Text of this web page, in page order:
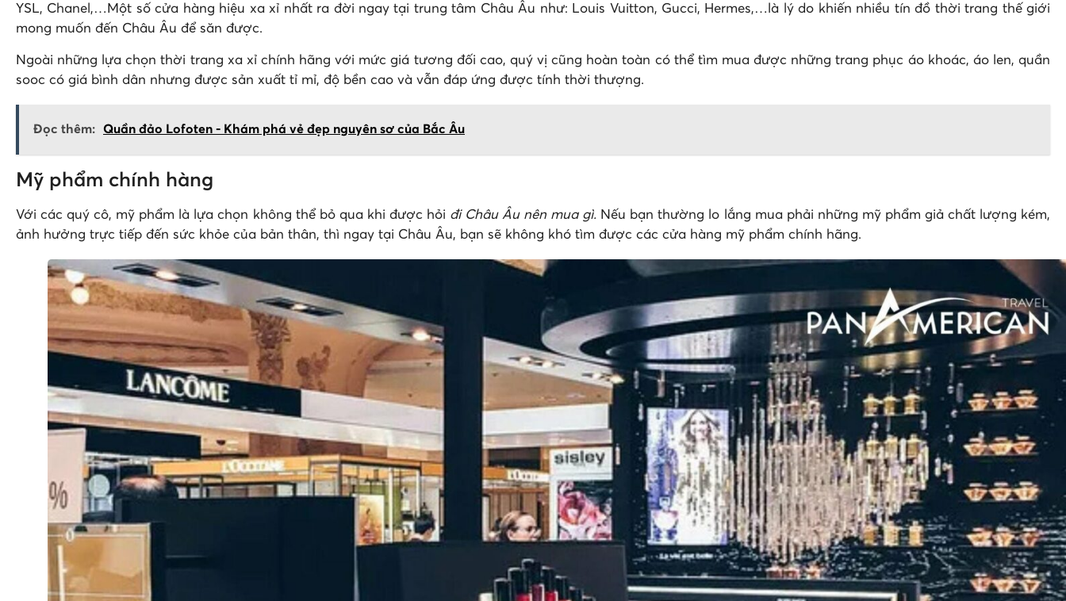
YSL, Chanel,…Một số cửa hàng hiệu xa xỉ nhất ra đời ngay tại trung tâm Châu Âu như: Louis Vuitton, Gucci, Hermes,…là lý do khiến nhiều tín đồ thời trang thế giới
mong muốn đến Châu Âu để săn được.
Ngoài những lựa chọn thời trang xa xỉ chính hãng với mức giá tương đối cao, quý vị cũng hoàn toàn có thể tìm mua được những trang phục áo khoác, áo len, quần
sooc có giá bình dân nhưng được sản xuất tỉ mỉ, độ bền cao và vẫn đáp ứng được tính thời thượng.
Đọc thêm: Quần đảo Lofoten - Khám phá vẻ đẹp nguyên sơ của Bắc Âu
Mỹ phẩm chính hàng
Với các quý cô, mỹ phẩm là lựa chọn không thể bỏ qua khi được hỏi đi Châu Âu nên mua gì. Nếu bạn thường lo lắng mua phải những mỹ phẩm giả chất lượng kém,
ảnh hưởng trực tiếp đến sức khỏe của bản thân, thì ngay tại Châu Âu, bạn sẽ không khó tìm được các cửa hàng mỹ phẩm chính hãng.